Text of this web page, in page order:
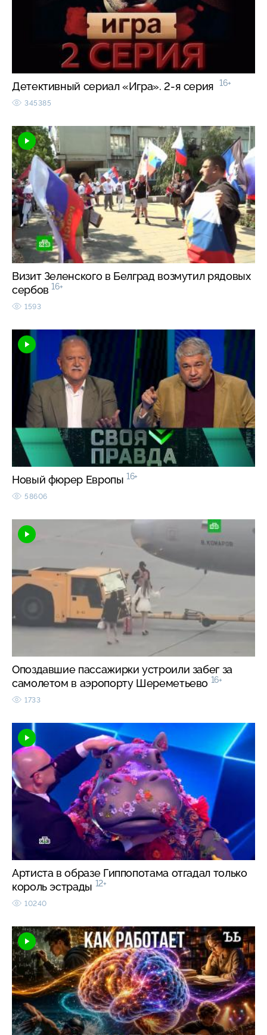
Детективный сериал «Игра». 2-я серия 16+
345385
Визит Зеленского в Белград возмутил рядовых
сербов 16+
1593
Новый фюрер Европы 16+
58606
Опоздавшие пассажирки устроили забег за
самолетом в аэропорту Шереметьево 16+
1733
Артиста в образе Гиппопотама отгадал только
король эстрады 12+
10240